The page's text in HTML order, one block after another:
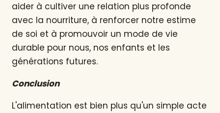
aider à cultiver une relation plus profonde
avec la nourriture, à renforcer notre estime
de soi et à promouvoir un mode de vie
durable pour nous, nos enfants et les
générations futures.
Conclusion
L'alimentation est bien plus qu'un simple acte